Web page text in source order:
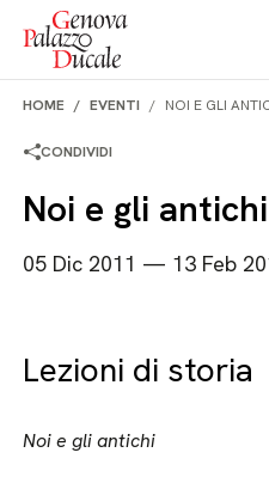
Salta al contenuto
HOME EVENTI NOI E GLI
CONDIVIDI
Noi e gli antichi
05 Dic 2011 — 13 Feb
Lezioni di storia
Noi e gli antichi